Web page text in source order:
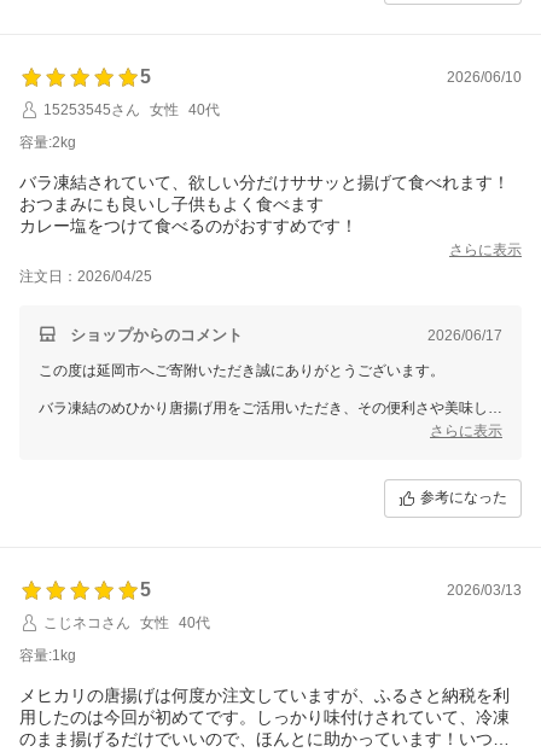
5
2026/06/10
15253545さん
女性
40代
容量:2kg
バラ凍結されていて、欲しい分だけササッと揚げて食べれます！
おつまみにも良いし子供もよく食べます
カレー塩をつけて食べるのがおすすめです！
さらに表示
注文日：2026/04/25
ショップからのコメント 2026/06/17
この度は延岡市へご寄附いただき誠にありがとうございます。
バラ凍結のめひかり唐揚げ用をご活用いただき、その便利さや美味しさ
寄附者様のお声を励みに、今後もよりよい返礼品の提供に努めてまいり
さらに表示
参考になった
5
2026/03/13
こじネコさん
女性
40代
容量:1kg
メヒカリの唐揚げは何度か注文していますが、ふるさと納税を利
用したのは今回が初めてです。しっかり味付けされていて、冷凍
のまま揚げるだけでいいので、ほんとに助かっています！いつも